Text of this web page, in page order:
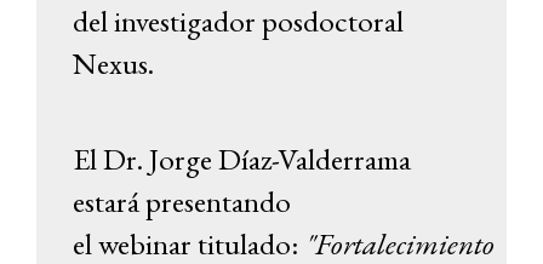
del investigador posdoctoral
Nexus.
El Dr. Jorge Díaz-Valderrama
estará presentando
el webinar titulado: "Fortalecimiento